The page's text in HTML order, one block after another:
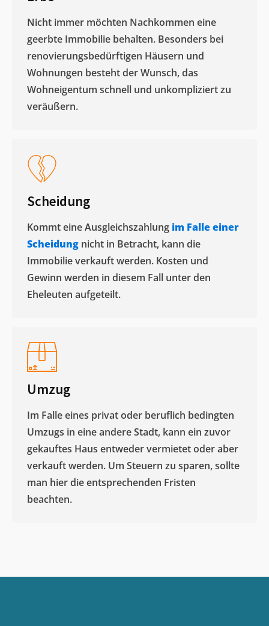
Nicht immer möchten Nachkommen eine
geerbte Immobilie behalten. Besonders bei
renovierungsbedürftigen Häusern und
Wohnungen besteht der Wunsch, das
Wohneigentum schnell und unkompliziert zu
veräußern. ​
Scheidung
Kommt eine Ausgleichszahlung im Falle einer
Scheidung nicht in Betracht, kann die
Immobilie verkauft werden. Kosten und
Gewinn werden in diesem Fall unter den
Eheleuten aufgeteilt.​
Umzug
Im Falle eines privat oder beruflich bedingten
Umzugs in eine andere Stadt, kann ein zuvor
gekauftes Haus entweder vermietet oder aber
verkauft werden. Um Steuern zu sparen, sollte
man hier die entsprechenden Fristen
beachten.